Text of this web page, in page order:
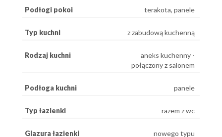
Podłogi pokoi terakota, panele
Typ kuchni z zabudową kuchenną
Rodzaj kuchni
aneks kuchenny -
połączony z salonem
Podłoga kuchni panele
Typ łazienki razem z wc
Glazura łazienki nowego typu